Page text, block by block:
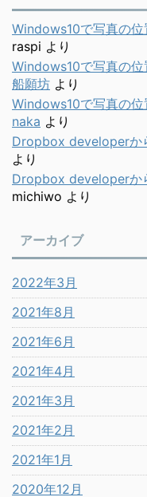
Windows10で写真の
raspi より
Windows10で写真の
船願坊 より
Windows10で写真の
naka より
Dropbox developerか
より
Dropbox developerか
michiwo より
アーカイブ
2022年3月
2021年8月
2021年6月
2021年4月
2021年3月
2021年2月
2021年1月
2020年12月